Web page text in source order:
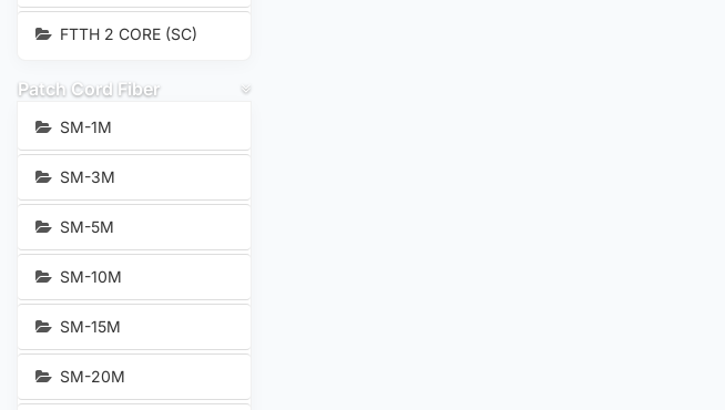
FTTH 2 CORE (SC)
Patch Cord Fiber
SM-1M
SM-3M
SM-5M
SM-10M
SM-15M
SM-20M